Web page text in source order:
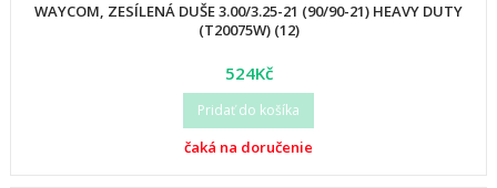
WAYCOM, ZESÍLENÁ DUŠE 3.00/3.25-21 (90/90-21) HEAVY DUTY
(T20075W) (12)
524Kč
Pridať do košíka
čaká na doručenie